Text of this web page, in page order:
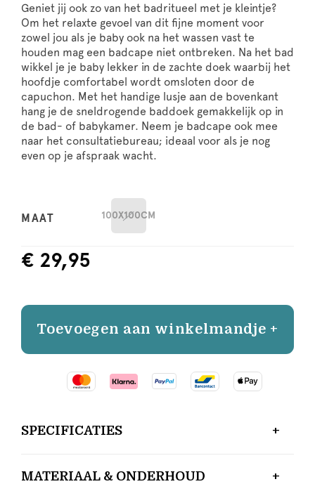
Geniet jij ook zo van het badritueel met je kleintje?
Om het relaxte gevoel van dit fijne moment voor
zowel jou als je baby ook na het wassen vast te
houden mag een badcape niet ontbreken. Na het bad
wikkel je je baby lekker in de zachte doek waarbij het
hoofdje comfortabel wordt omsloten door de
capuchon. Met het handige lusje aan de bovenkant
hang je de sneldrogende baddoek gemakkelijk op in
de bad- of babykamer. Neem je badcape ook mee
naar het consultatiebureau; ideaal voor als je nog
even op je afspraak wacht.
MAAT 100X100CM
€ 29,95
Toevoegen aan winkelmandje +
SPECIFICATIES
MATERIAAL & ONDERHOUD